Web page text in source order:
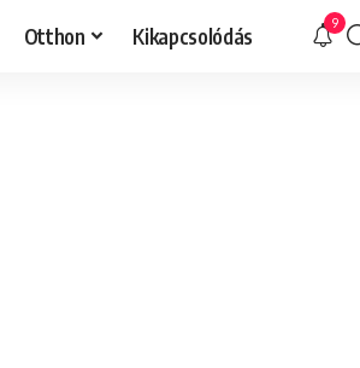
Otthon Kikapcsolódás 9